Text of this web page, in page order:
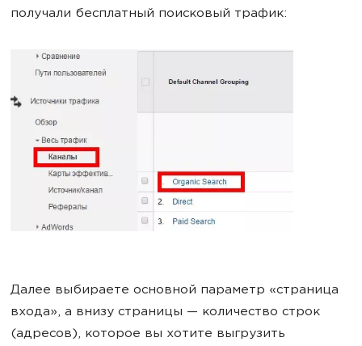
получали бесплатный поисковый трафик:
Далее выбираете основной параметр «страница
входа», а внизу страницы — количество строк
(адресов), которое вы хотите выгрузить